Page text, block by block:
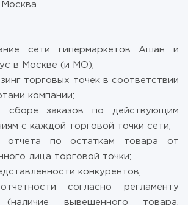
Москва
сети гипермаркетов Ашан и
в Москве (и МО);
торговых точек в соответствии
компании;
сборе заказов по действующим
с каждой торговой точки сети;
отчета по остаткам товара от
лица торговой точки;
конкурентов;
согласно регламенту
(наличие вывешенного товара,